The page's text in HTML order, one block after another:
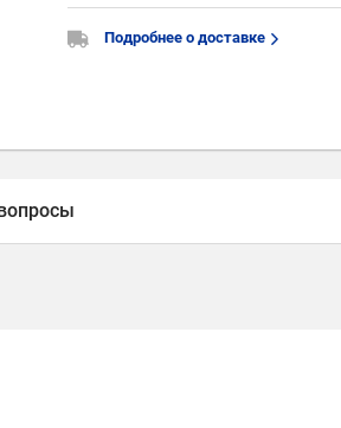
Подробнее о доставке